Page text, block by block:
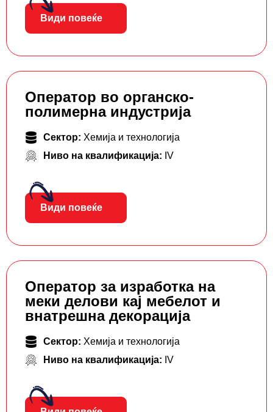
Види повеќе
Оператор во органско-
полимерна индустрија
Сектор: Хемија и технологија
Ниво на квалификација: IV
Види повеќе
Оператор за изработка на
меки делови кај мебелот и
внатрешна декорација
Сектор: Хемија и технологија
Ниво на квалификација: IV